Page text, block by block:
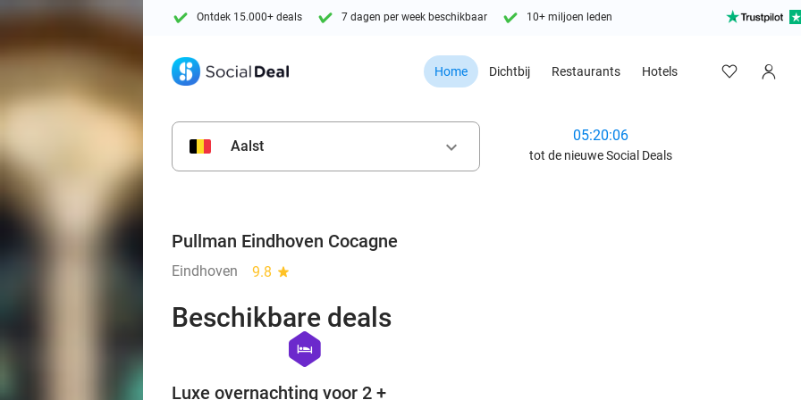
Ontdek 15.000+ deals 7 dagen per week beschikbaar 10+ miljoen leden
Home Dichtbij Restaurants Hotels
Aalst keyboard_arrow_down
05:20:04
tot de nieuwe Social Deals
Pullman Eindhoven Cocagne
Eindhoven 9.8 star
Beschikbare deals
hexagon
hotel
Luxe overnachting voor 2 +